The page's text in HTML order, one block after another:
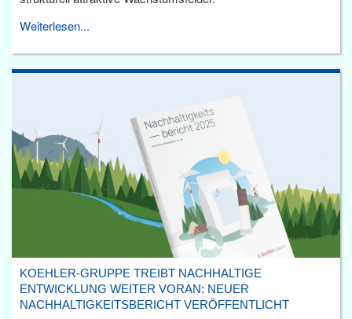
Weiterlesen...
KOEHLER-GRUPPE TREIBT NACHHALTIGE
ENTWICKLUNG WEITER VORAN: NEUER
NACHHALTIGKEITSBERICHT VERÖFFENTLICHT